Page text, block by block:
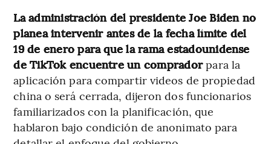
La administración del presidente Joe Biden no
planea intervenir antes de la fecha límite del
19 de enero para que la rama estadounidense
de TikTok encuentre un compradorpara la
aplicación para compartir videos de propiedad
china o será cerrada, dijeron dos funcionarios
familiarizados con la planificación, que
hablaron bajo condición de anonimato para